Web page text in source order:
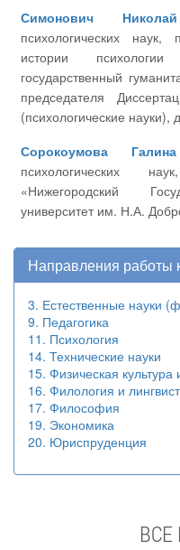
Симонович
психологических
истории
государственный
председателя
(психологические
Сорокоумова
психологических
«Нижегородский
университет им. Н.А.
Направления работы
3. Естественные науки
9. Педагогика
11. Психология
14. Технические науки
15. Физическая культура
16. Филология и
17. Философия
19. Экономика
20. Юриспруденция